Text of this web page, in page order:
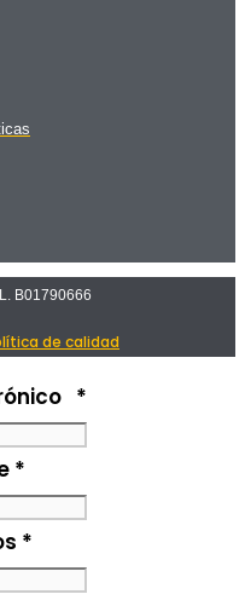
B01790666
de calidad
*
*
*